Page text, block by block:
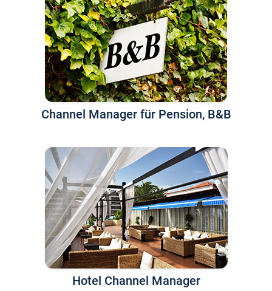
Channel Manager für Pension, B&B
Hotel Channel Manager